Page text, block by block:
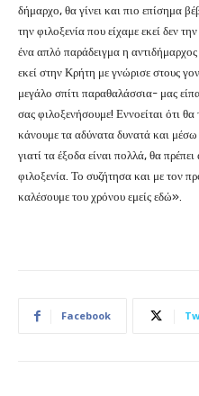
δήμαρχο, θα γίνει και πιο επίσημα
την φιλοξενία που είχαμε εκεί δεν
ένα απλό παράδειγμα η
εκεί στην Κρήτη με γνώρισε στους
μεγάλο σπίτι παραθαλάσσια- μας
σας φιλοξενήσουμε! Εννοείται ότι
κάνουμε τα αδύνατα δυνατά και
γιατί τα έξοδα είναι πολλά, θα
φιλοξενία. Το συζήτησα και με τον
καλέσουμε του χρόνου εμείς εδώ».
Facebook